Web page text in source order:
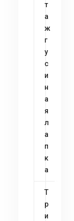
т
а
ж
г
у
с
и
н
а
я
л
а
п
к
а
Т
р
и